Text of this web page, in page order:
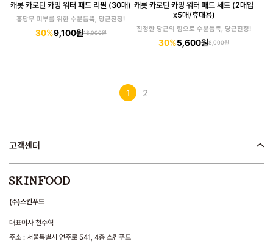
캐롯 카로틴 카밍 워터 패드 리필 (30매)
홍당무 피부를 위한 수분듬뿍, 당근진정!
30%9,100원13,000원
캐롯 카로틴 카밍 워터 패드 세트 (2매입
x5매/휴대용)
진정한 당근의 힘으로 수분듬뿍, 당근진정!
30%5,600원8,000원
1 2
고객센터
(주)스킨푸드
대표이사 천주혁
주소 : 서울특별시 언주로 541, 4층 스킨푸드